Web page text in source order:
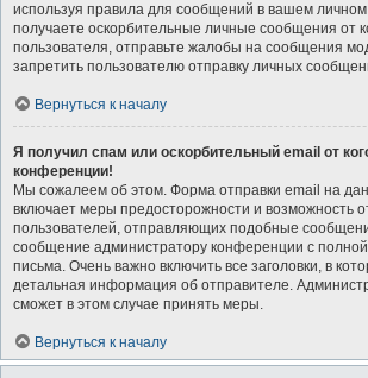
используя правила для сообщений в вашем
получаете оскорбительные личные сообщения от
пользователя, отправьте жалобы на сообщения
запретить пользователю отправку личных
Вернуться к началу
Я получил спам или оскорбительный email от
конференции!
Мы сожалеем об этом. Форма отправки email на
включает меры предосторожности и возможность
пользователей, отправляющих подобные
сообщение администратору конференции с
письма. Очень важно включить все заголовки, в
детальная информация об отправителе.
сможет в этом случае принять меры.
Вернуться к началу